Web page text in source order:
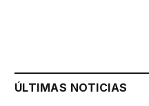
ÚLTIMAS NOTICIAS